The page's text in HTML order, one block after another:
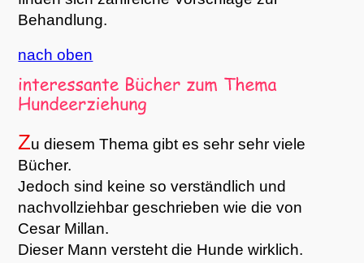
Behandlung.
nach oben
Zu diesem Thema gibt es sehr sehr viele
Bücher.
Jedoch sind keine so verständlich und
nachvollziehbar geschrieben wie die von
Cesar Millan.
Dieser Mann versteht die Hunde wirklich.